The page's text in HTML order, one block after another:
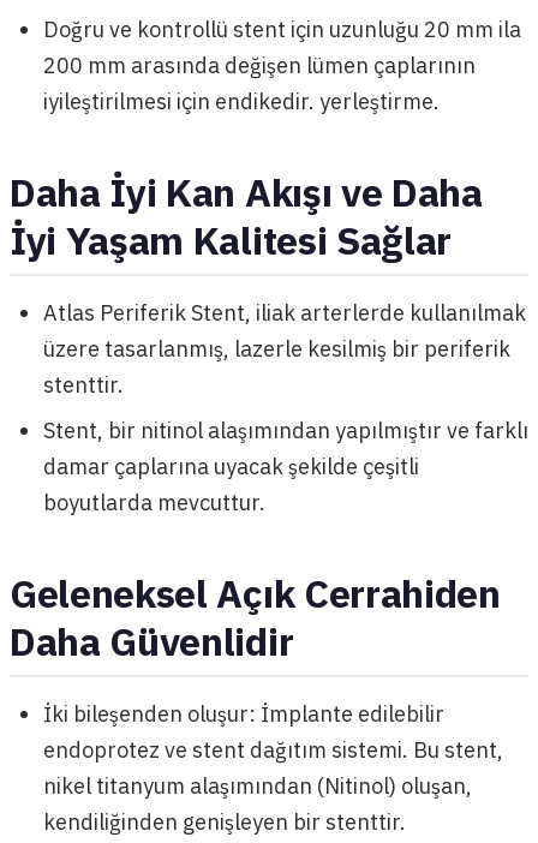
Doğru ve kontrollü stent için uzunluğu 20 mm ila
200 mm arasında değişen lümen çaplarının
iyileştirilmesi için endikedir. yerleştirme.
Daha İyi Kan Akışı ve Daha
İyi Yaşam Kalitesi Sağlar
Atlas Periferik Stent, iliak arterlerde kullanılmak
üzere tasarlanmış, lazerle kesilmiş bir periferik
stenttir.
Stent, bir nitinol alaşımından yapılmıştır ve farklı
damar çaplarına uyacak şekilde çeşitli
boyutlarda mevcuttur.
Geleneksel Açık Cerrahiden
Daha Güvenlidir
İki bileşenden oluşur: İmplante edilebilir
endoprotez ve stent dağıtım sistemi. Bu stent,
nikel titanyum alaşımından (Nitinol) oluşan,
kendiliğinden genişleyen bir stenttir.